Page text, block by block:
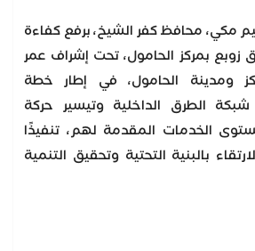
مكي، محافظ كفر الشيخ، برفع كفاءة
زوبع بمركز الحامول، تحت إشراف عمر
ومدينة الحامول، في إطار خطة
الطرق الداخلية وتيسير حركة
الخدمات المقدمة لهم، تنفيذًا
بالبنية التحتية وتحقيق التنمية